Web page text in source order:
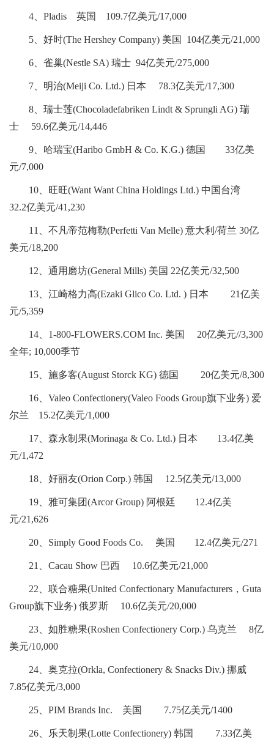
4、Pladis 英国 109.7亿美元/17,000
5、好时(The Hershey Company) 美国 104亿美元/21,000
6、雀巢(Nestle SA) 瑞士 94亿美元/275,000
7、明治(Meiji Co. Ltd.) 日本 78.3亿美元/17,300
8、瑞士莲(Chocoladefabriken Lindt & Sprungli AG) 瑞
士 59.6亿美元/14,446
9、哈瑞宝(Haribo GmbH & Co. K.G.) 德国 33亿美
元/7,000
10、旺旺(Want Want China Holdings Ltd.) 中国台湾
32.2亿美元/41,230
11、不凡帝范梅勒(Perfetti Van Melle) 意大利/荷兰 30亿
美元/18,200
12、通用磨坊(General Mills) 美国 22亿美元/32,500
13、江崎格力高(Ezaki Glico Co. Ltd. ) 日本 21亿美
元/5,359
14、1-800-FLOWERS.COM Inc. 美国 20亿美元//3,300
全年; 10,000季节
15、施多客(August Storck KG) 德国 20亿美元/8,300
16、Valeo Confectionery(Valeo Foods Group旗下业务) 爱
尔兰 15.2亿美元/1,000
17、森永制果(Morinaga & Co. Ltd.) 日本 13.4亿美
元/1,472
18、好丽友(Orion Corp.) 韩国 12.5亿美元/13,000
19、雅可集团(Arcor Group) 阿根廷 12.4亿美
元/21,626
20、Simply Good Foods Co. 美国 12.4亿美元/271
21、Cacau Show 巴西 10.6亿美元/21,000
22、联合糖果(United Confectionary Manufacturers，Guta
Group旗下业务) 俄罗斯 10.6亿美元/20,000
23、如胜糖果(Roshen Confectionery Corp.) 乌克兰 8亿
美元/10,000
24、奥克拉(Orkla, Confectionery & Snacks Div.) 挪威
7.85亿美元/3,000
25、PIM Brands Inc. 美国 7.75亿美元/1400
26、乐天制果(Lotte Confectionery) 韩国 7.33亿美